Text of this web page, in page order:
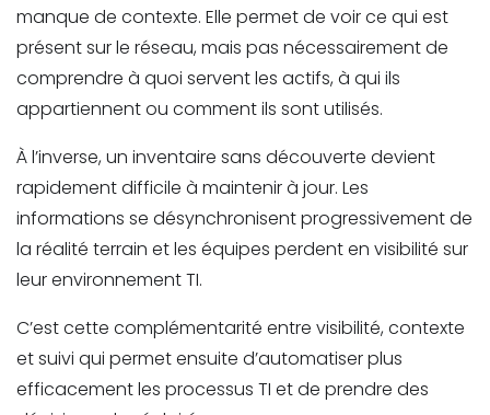
manque de contexte. Elle permet de voir ce qui est
présent sur le réseau, mais pas nécessairement de
comprendre à quoi servent les actifs, à qui ils
appartiennent ou comment ils sont utilisés.
À l’inverse, un inventaire sans découverte devient
rapidement difficile à maintenir à jour. Les
informations se désynchronisent progressivement de
la réalité terrain et les équipes perdent en visibilité sur
leur environnement TI.
C’est cette complémentarité entre visibilité, contexte
et suivi qui permet ensuite d’automatiser plus
efficacement les processus TI et de prendre des